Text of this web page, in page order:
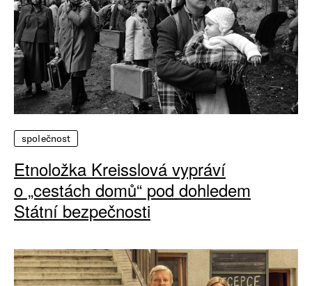
společnost
Etnoložka Kreisslová vypráví
o „cestách domů“ pod dohledem
Státní bezpečnosti